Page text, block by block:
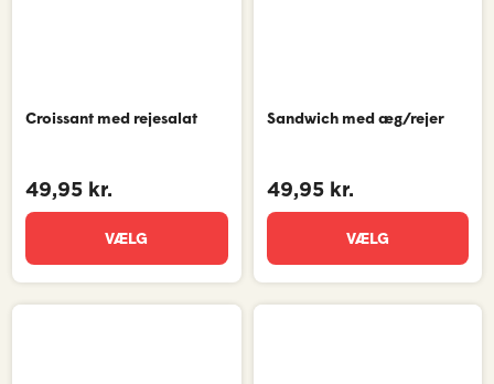
Croissant med rejesalat
49,95 kr.
VÆLG
Sandwich med æg/rejer
49,95 kr.
VÆLG